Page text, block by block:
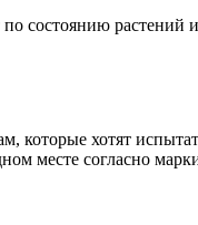
состоянию растений
которые хотят
месте согласно